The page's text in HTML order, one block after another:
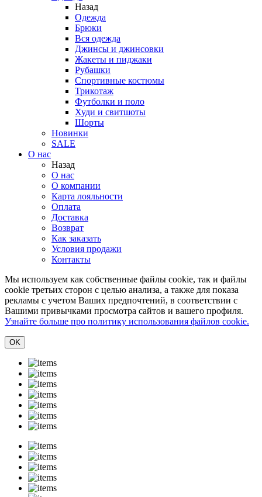
Назад
Одежда
Брюки
Вся одежда
Джинсы и джинсовки
Жакеты и пиджаки
Рубашки
Спортивные костюмы
Трикотаж
Футболки и поло
Худи и свитшоты
Шорты
Новинки
SALE
О нас
Назад
О нас
О компании
Карта лояльности
Оплата
Доставка
Возврат
Как заказать
Условия продажи
Контакты
Мы используем как собственные файлы cookie, так и файлы
cookie третьих сторон с целью анализа, а также для показа
рекламы с учетом Ваших предпочтений, в соответствии с
Вашими привычками просмотра сайтов и вашего профиля.
Узнайте больше про политику использования файлов cookie.
ОK